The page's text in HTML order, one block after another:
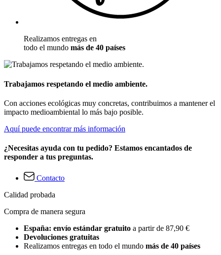
Realizamos entregas en
todo el mundo más de 40 países
Trabajamos respetando el medio ambiente.
Con acciones ecológicas muy concretas, contribuimos a mantener el
impacto medioambiental lo más bajo posible.
Aquí puede encontrar más información
¿Necesitas ayuda con tu pedido? Estamos encantados de
responder a tus preguntas.
Contacto
Calidad probada
Compra de manera segura
España: envío estándar gratuito a partir de 87,90 €
Devoluciones gratuitas
Realizamos entregas en todo el mundo más de 40 países